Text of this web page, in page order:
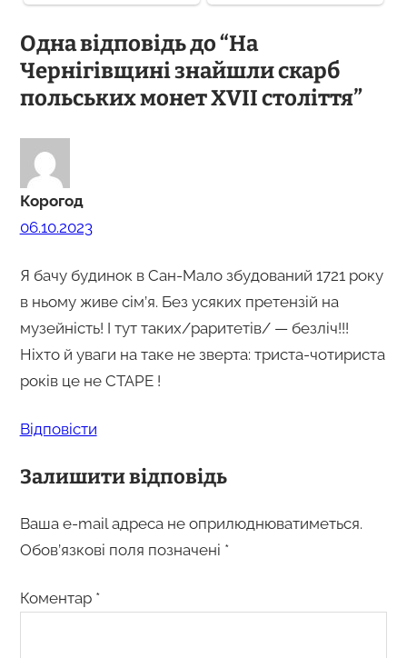
Одна відповідь до “На
Чернігівщині знайшли скарб
польських монет XVII століття”
Корогод
06.10.2023
Я бачу будинок в Сан-Мало збудований 1721 року
в ньому живе сім’я. Без усяких претензій на
музейність! І тут таких/раритетів/ — безліч!!!
Ніхто й уваги на таке не зверта: триста-чотириста
років це не СТАРЕ !
Відповіcти
Залишити відповідь
Ваша e-mail адреса не оприлюднюватиметься.
Обов’язкові поля позначені *
Коментар *